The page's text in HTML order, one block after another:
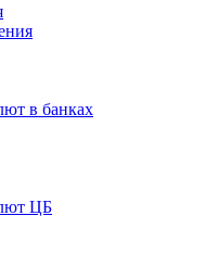
в банках
ЦБ